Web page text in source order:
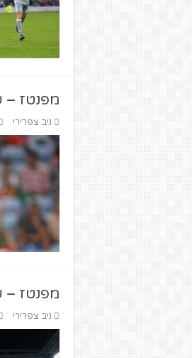
מפנטז –
ניב צפרירי
מפנטז –
ניב צפרירי